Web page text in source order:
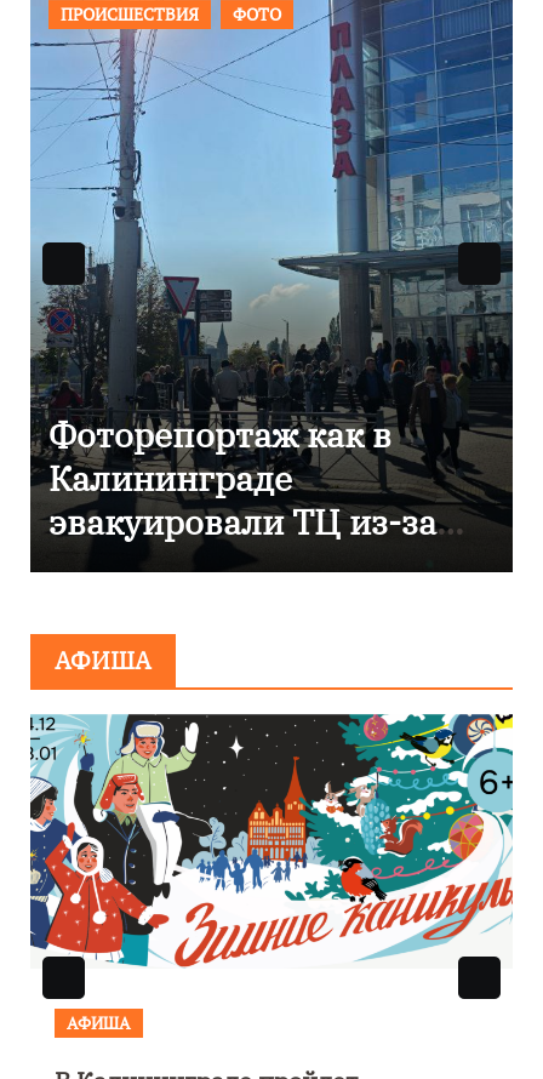
ОБЩЕСТВО ФОТО
В Калининграде
отметили 80-летие
компании «Россети
Янтарь»
АФИША